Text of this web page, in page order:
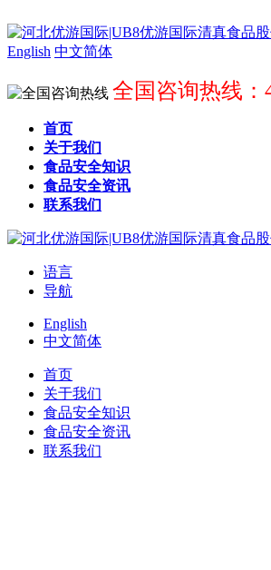
English 中文简体
全国咨询热线：
首页
关于我们
食品安全知识
食品安全资讯
联系我们
语言
导航
English
中文简体
首页
关于我们
食品安全知识
食品安全资讯
联系我们